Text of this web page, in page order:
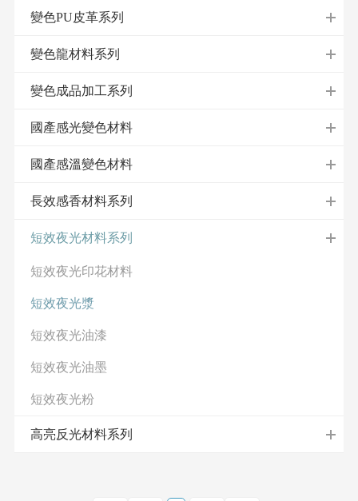
變色PU皮革系列
變色龍材料系列
變色成品加工系列
國產感光變色材料
國產感溫變色材料
長效感香材料系列
短效夜光材料系列
短效夜光印花材料
短效夜光漿
短效夜光油漆
短效夜光油墨
短效夜光粉
高亮反光材料系列